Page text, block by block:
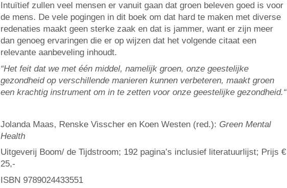
Intuïtief zullen veel mensen er vanuit gaan dat groen beleven goed is voor
de mens. De vele pogingen in dit boek om dat hard te maken met diverse
redenaties maakt geen sterke zaak en dat is jammer, want er zijn meer
dan genoeg ervaringen die er op wijzen dat het volgende citaat een
relevante aanbeveling inhoudt.
“Het feit dat we met één middel, namelijk groen, onze geestelijke
gezondheid op verschillende manieren kunnen verbeteren, maakt groen
een krachtig instrument om in te zetten voor onze geestelijke gezondheid.“
Jolanda Maas, Renske Visscher en Koen Westen (red.): Green Mental
Health
Uitgeverij Boom/ de Tijdstroom; 192 pagina’s inclusief literatuurlijst; Prijs €
25,-
ISBN 9789024433551